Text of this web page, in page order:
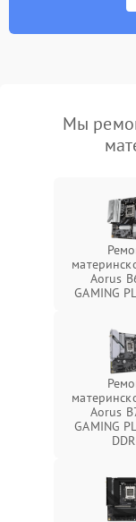
Мы
Aorus
GAMING
Aorus
GAMING